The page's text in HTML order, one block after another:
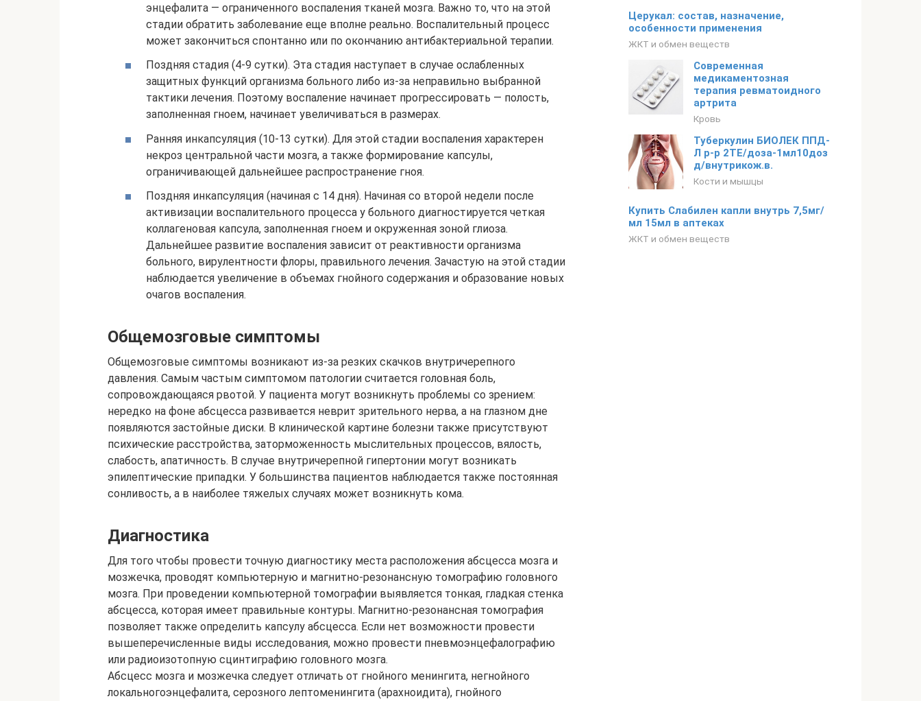
энцефалита — ограниченного воспаления тканей мозга. Важно то, что на этой
стадии обратить заболевание еще вполне реально. Воспалительный процесс
может закончиться спонтанно или по окончанию антибактериальной терапии.
Поздняя стадия (4-9 сутки). Эта стадия наступает в случае ослабленных
защитных функций организма больного либо из-за неправильно выбранной
тактики лечения. Поэтому воспаление начинает прогрессировать — полость,
заполненная гноем, начинает увеличиваться в размерах.
Ранняя инкапсуляция (10-13 сутки). Для этой стадии воспаления характерен
некроз центральной части мозга, а также формирование капсулы,
ограничивающей дальнейшее распространение гноя.
Поздняя инкапсуляция (начиная с 14 дня). Начиная со второй недели после
активизации воспалительного процесса у больного диагностируется четкая
коллагеновая капсула, заполненная гноем и окруженная зоной глиоза.
Дальнейшее развитие воспаления зависит от реактивности организма
больного, вирулентности флоры, правильного лечения. Зачастую на этой стадии
наблюдается увеличение в объемах гнойного содержания и образование новых
очагов воспаления.
Общемозговые симптомы
Общемозговые симптомы возникают из-за резких скачков внутричерепного
давления. Самым частым симптомом патологии считается головная боль,
сопровождающаяся рвотой. У пациента могут возникнуть проблемы со зрением:
нередко на фоне абсцесса развивается неврит зрительного нерва, а на глазном дне
появляются застойные диски. В клинической картине болезни также присутствуют
психические расстройства, заторможенность мыслительных процессов, вялость,
слабость, апатичность. В случае внутричерепной гипертонии могут возникать
эпилептические припадки. У большинства пациентов наблюдается также постоянная
сонливость, а в наиболее тяжелых случаях может возникнуть кома.
Диагностика
Для того чтобы провести точную диагностику места расположения абсцесса мозга и
мозжечка, проводят компьютерную и магнитно-резонансную томографию головного
мозга. При проведении компьютерной томографии выявляется тонкая, гладкая стенка
абсцесса, которая имеет правильные контуры. Магнитно-резонансная томография
позволяет также определить капсулу абсцесса. Если нет возможности провести
вышеперечисленные виды исследования, можно провести пневмоэнцефалографию
или радиоизотопную сцинтиграфию головного мозга.
Абсцесс мозга и мозжечка следует отличать от гнойного менингита, негнойного
локальногоэнцефалита, серозного лептоменингита (арахноидита), гнойного
Церукал: состав, назначение,
особенности применения
ЖКТ и обмен веществ
Современная
медикаментозная
терапия ревматоидного
артрита
Кровь
Туберкулин БИОЛЕК ППД-
Л р-р 2ТЕ/доза-1мл10доз
д/внутрикож.в.
Кости и мышцы
Купить Слабилен капли внутрь 7,5мг/
мл 15мл в аптеках
ЖКТ и обмен веществ